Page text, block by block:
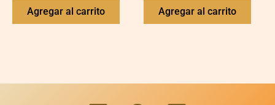
Agregar al carrito Agregar al carrito